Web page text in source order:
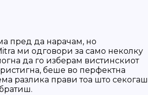
пред да нарачам, но
ми одговори за само неколку
да го изберам вистинскиот
беше во перфектна
разлика прави тоа што секогаш